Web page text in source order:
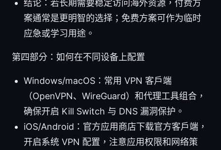
结论：若长期需要稳定访问海外资源，付费方
案通常是更明智的选择；免费方案可作为临时
应急或学习用途。
第四部分：如何在不同设备上配置
Windows/macOS：常用 VPN 客户端
（OpenVPN、WireGuard）和代理工具组合，
确保开启 Kill Switch 与 DNS 漏洞保护。
iOS/Android：官方应用商店下载官方客户端，
开启系统 VPN 配置，注意应用权限和网络策